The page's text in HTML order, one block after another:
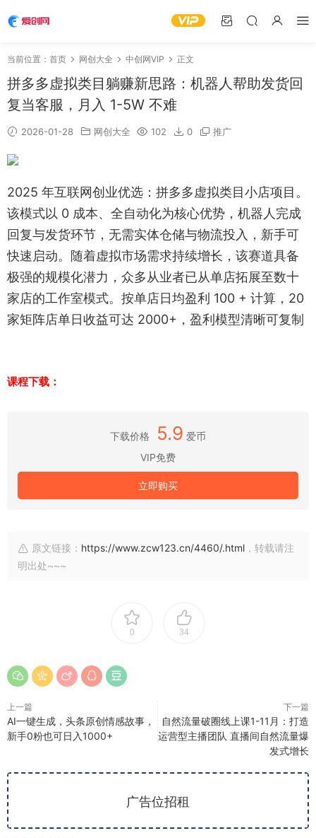
当前位置： 首页 网创大全 中创网VIP 正文
拼多多虚拟类目躺赚新思路：机器人帮助发货回
复当客服，月入 1-5W 不难
2026-01-28 网创大全 102 0 推广
2025 年互联网创业优选：拼多多虚拟类目小店项目。
该模式以 0 成本、全自动化为核心优势，机器人完成
回复与发货环节，无需实体仓储与物流投入，新手可
快速启动。随着虚拟市场需求持续增长，该赛道具备
极强的规模化潜力，众多从业者已从单店拓展至数十
家店的工作室模式。按单店日均盈利 100 + 计算，20
家矩阵店单日收益可达 2000+，盈利模型清晰可复制
课程下载：
下载价格 5.9 爱币
VIP免费
立即购买
原文链接： https://www.zcw123.cn/4460/.html ，转载请注
明出处~~~
0 34
上一篇
AI一键生成，头条原创情感故事，
新手0粉也可日入1000+
下一篇
自然流量破圈线上课1-11月：打造
运营型主播团队 直播间自然流量爆
发式增长
广告位招租